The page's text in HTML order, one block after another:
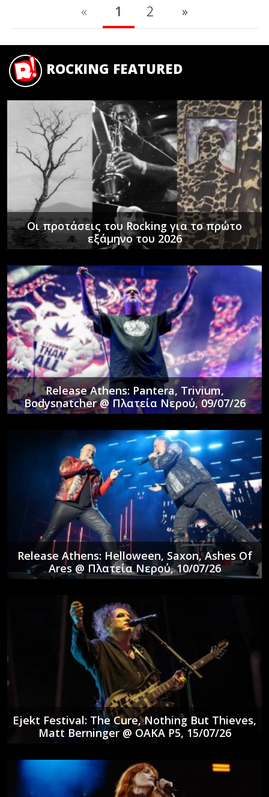
« 1 2 »
ROCKING FEATURED
Οι προτάσεις του Rocking για το πρώτο
εξάμηνο του 2026
Release Athens: Pantera, Trivium,
Bodysnatcher @ Πλατεία Νερού, 09/07/26
Release Athens: Helloween, Saxon, Ashes Of
Ares @ Πλατεία Νερού, 10/07/26
Ejekt Festival: The Cure, Nothing But Thieves,
Matt Berninger @ ΟΑΚΑ P5, 15/07/26